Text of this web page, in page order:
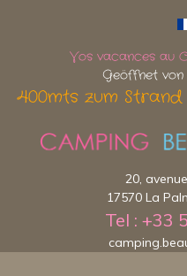
Vos vacances au
Geöffnet
400mts zum
20,
17570 La
Tel : +33